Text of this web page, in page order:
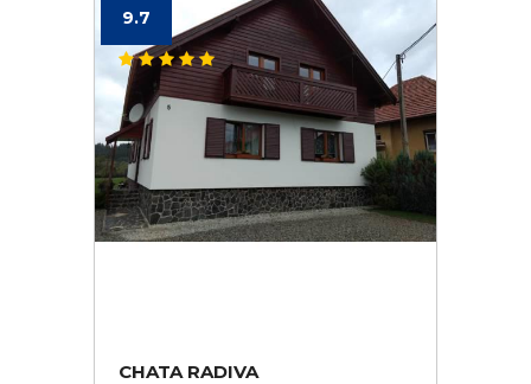
9.7
CHATA RADIVA